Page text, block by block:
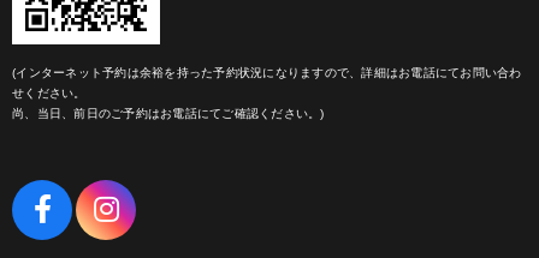
(インターネット予約は余裕を持った予約状況になりますので、詳細はお電話にてお問い合わ
せください。
尚、当日、前日のご予約はお電話にてご確認ください。)